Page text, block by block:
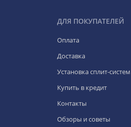
ДЛЯ ПОКУПАТЕЛЕЙ
Оплата
Доставка
Установка сплит-систем
Купить в кредит
Контакты
Обзоры и советы